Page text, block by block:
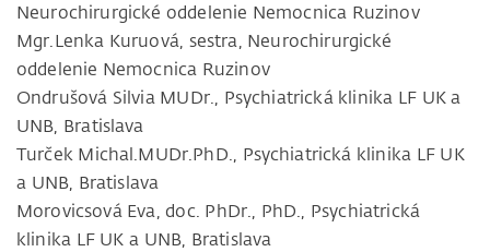
Neurochirurgické oddelenie Nemocnica Ruzinov
Mgr.Lenka Kuruová, sestra, Neurochirurgické
oddelenie Nemocnica Ruzinov
Ondrušová Silvia MUDr., Psychiatrická klinika LF UK a
UNB, Bratislava
Turček Michal.MUDr.PhD., Psychiatrická klinika LF UK
a UNB, Bratislava
Morovicsová Eva, doc. PhDr., PhD., Psychiatrická
klinika LF UK a UNB, Bratislava